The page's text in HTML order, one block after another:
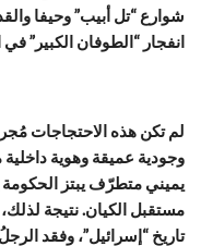
شوارع “تل أبيب” وحيفا
انفجار “الطوفان الكبير” في
لم تكن هذه الاحتجاجات
وجودية عميقة وهوية
يميني متطرّف يبتز
مستقبل الكيان. نتيجة
تاريخ “إسرائيل”، وفقد